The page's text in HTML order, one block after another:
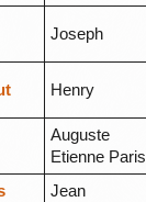
Joseph
Henry
Auguste
Etienne Paris
Jean